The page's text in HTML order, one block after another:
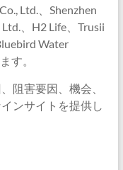
Ltd.、Shenzhen
、H2 Life、Trusii
Water
す。
阻害要因、機会、
ンサイトを提供し